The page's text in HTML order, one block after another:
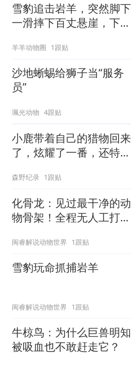
雪豹追击岩羊，突然脚下
一滑摔下百丈悬崖，下一
羊羊动物圈 1跟贴
沙地蜥蜴给狮子当“服务
员”
珮光动物 4跟贴
小鹿带着自己的猎物回来
了，炫耀了一番，还特意
森野纪录 1跟贴
化骨龙：见过最干净的动
物骨架！全程无人工打
闽睿解说动物世界 1跟贴
雪豹玩命抓捕岩羊
闽睿解说动物世界 1跟贴
牛椋鸟：为什么巨兽明知
被吸血也不敢赶走它？